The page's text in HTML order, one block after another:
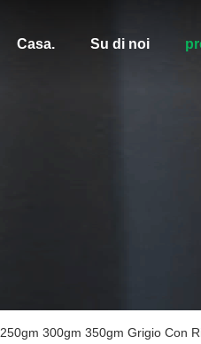
Casa. Su di noi
250gm 300gm 350gm Grigio Con